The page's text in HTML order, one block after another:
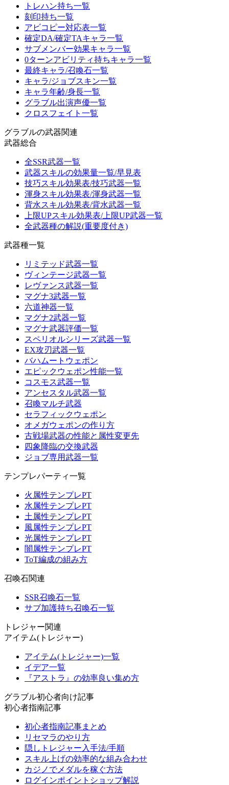
トレハン持ち一覧
刻印持ち一覧
アビコピー対応表一覧
確定DA/確定TAキャラ一覧
サブメンバー効果キャラ一覧
0ターンアビリティ持ちキャラ一覧
最終キャラ/召喚石一覧
キャラ/ジョブスキン一覧
キャラ年齢/身長一覧
グラブル出演声優一覧
クロスフェイト一覧
グラブルの武器関連
武器総合
全SSR武器一覧
武器スキルの効果量一覧/早見表
技巧スキル効果表/技巧武器一覧
渾身スキル効果表/渾身武器一覧
背水スキル効果表/背水武器一覧
上限UPスキル効果表/上限UP武器一覧
全武器種の解説(重要度付き)
武器種一覧
リミテッド武器一覧
ヴィンテージ武器一覧
レヴァンス武器一覧
マグナ3武器一覧
六道神器一覧
マグナ2武器一覧
マグナ武器評価一覧
スペリオルシリーズ武器一覧
EX攻刃武器一覧
バハムートウェポン
エピックウェポン性能一覧
コスモス武器一覧
アンセスタル武器一覧
召喚マルチ武器
セラフィックウェポン
オメガウェポンの作り方
古戦場武器の性能と属性変更先
四象降臨の交換武器
ジョブ専用武器一覧
テンプレパーティ一覧
火属性テンプレPT
水属性テンプレPT
土属性テンプレPT
風属性テンプレPT
光属性テンプレPT
闇属性テンプレPT
ToT編成の組み方
召喚石関連
SSR召喚石一覧
サブ加護持ち召喚石一覧
トレジャー関連
アイテム(トレジャー)
アイテム(トレジャー)一覧
イデア一覧
『アストラ』の効率良い集め方
グラブル初心者向け記事
初心者指南記事
初心者指南記事まとめ
リセマラのやり方
隠しトレジャー入手法/手順
スキル上げの効率的な組み合わせ
カジノでメダルを稼ぐ方法
ログインポイントショップ解説